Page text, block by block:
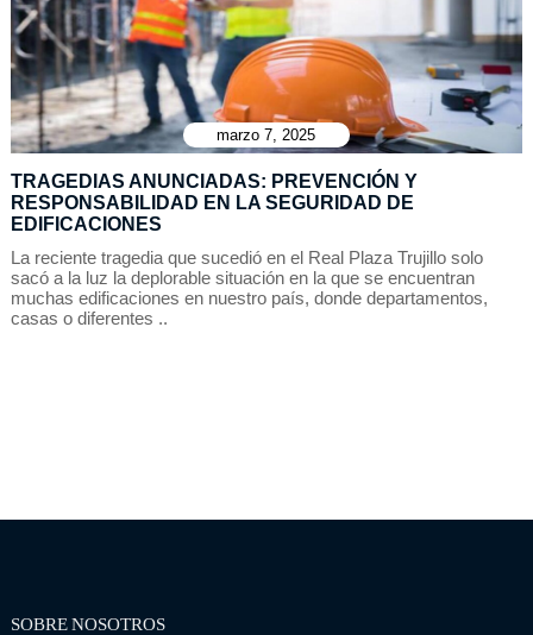
marzo 7, 2025
TRAGEDIAS ANUNCIADAS: PREVENCIÓN Y
RESPONSABILIDAD EN LA SEGURIDAD DE
EDIFICACIONES
La reciente tragedia que sucedió en el Real Plaza Trujillo solo
sacó a la luz la deplorable situación en la que se encuentran
muchas edificaciones en nuestro país, donde departamentos,
casas o diferentes ..
SOBRE NOSOTROS